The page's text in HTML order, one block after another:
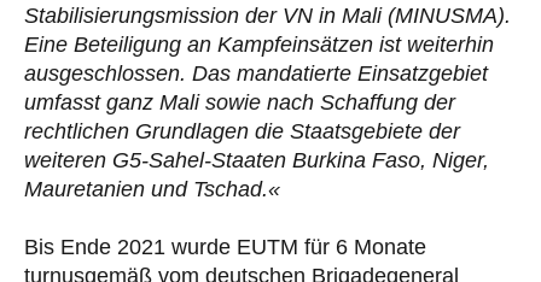
Stabilisierungsmission der VN in Mali (MINUSMA).
Eine Beteiligung an Kampfeinsätzen ist weiterhin
ausgeschlossen. Das mandatierte Einsatzgebiet
umfasst ganz Mali sowie nach Schaffung der
rechtlichen Grundlagen die Staatsgebiete der
weiteren G5-Sahel-Staaten Burkina Faso, Niger,
Mauretanien und Tschad.«
Bis Ende 2021 wurde EUTM für 6 Monate
turnusgemäß vom deutschen Brigadegeneral